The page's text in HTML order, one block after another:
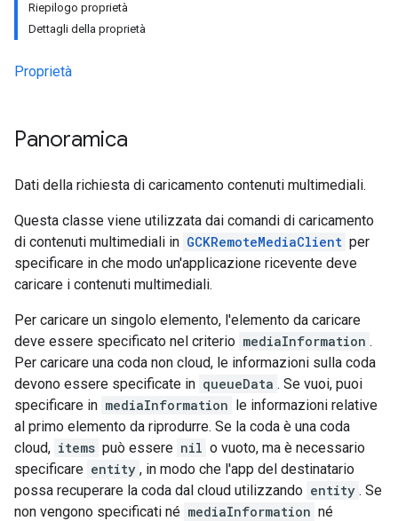
Riepilogo proprietà
Dettagli della proprietà
Proprietà
Panoramica
Dati della richiesta di caricamento contenuti multimediali.
Questa classe viene utilizzata dai comandi di caricamento
di contenuti multimediali in GCKRemoteMediaClient per
specificare in che modo un'applicazione ricevente deve
caricare i contenuti multimediali.
Per caricare un singolo elemento, l'elemento da caricare
deve essere specificato nel criterio mediaInformation .
Per caricare una coda non cloud, le informazioni sulla coda
devono essere specificate in queueData . Se vuoi, puoi
specificare in mediaInformation le informazioni relative
al primo elemento da riprodurre. Se la coda è una coda
cloud, items può essere nil o vuoto, ma è necessario
specificare entity , in modo che l'app del destinatario
possa recuperare la coda dal cloud utilizzando entity . Se
non vengono specificati né mediaInformation né